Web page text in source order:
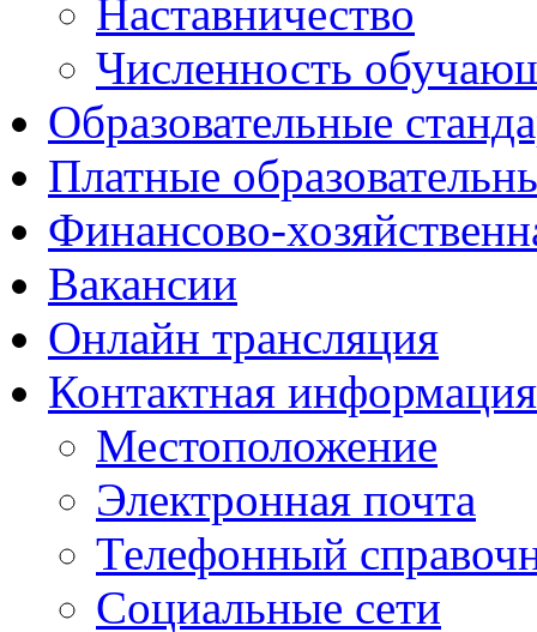
Наставничество
Численность
Образовательные
Платные
Финансово-
Вакансии
Онлайн трансляция
Контактная информация
Местоположение
Электронная почта
Телефонный
Социальные сети